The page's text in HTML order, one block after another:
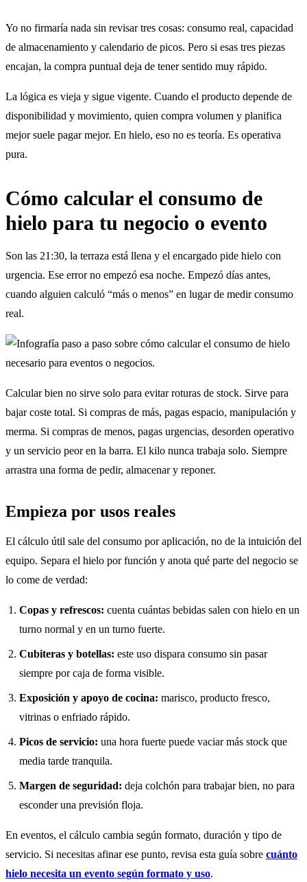
Yo no firmaría nada sin revisar tres cosas: consumo real, capacidad
de almacenamiento y calendario de picos. Pero si esas tres piezas
encajan, la compra puntual deja de tener sentido muy rápido.
La lógica es vieja y sigue vigente. Cuando el producto depende de
disponibilidad y movimiento, quien compra volumen y planifica
mejor suele pagar mejor. En hielo, eso no es teoría. Es operativa
pura.
Cómo calcular el consumo de
hielo para tu negocio o evento
Son las 21:30, la terraza está llena y el encargado pide hielo con
urgencia. Ese error no empezó esa noche. Empezó días antes,
cuando alguien calculó “más o menos” en lugar de medir consumo
real.
Calcular bien no sirve solo para evitar roturas de stock. Sirve para
bajar coste total. Si compras de más, pagas espacio, manipulación y
merma. Si compras de menos, pagas urgencias, desorden operativo
y un servicio peor en la barra. El kilo nunca trabaja solo. Siempre
arrastra una forma de pedir, almacenar y reponer.
Empieza por usos reales
El cálculo útil sale del consumo por aplicación, no de la intuición del
equipo. Separa el hielo por función y anota qué parte del negocio se
lo come de verdad:
Copas y refrescos: cuenta cuántas bebidas salen con hielo en un
turno normal y en un turno fuerte.
Cubiteras y botellas: este uso dispara consumo sin pasar
siempre por caja de forma visible.
Exposición y apoyo de cocina: marisco, producto fresco,
vitrinas o enfriado rápido.
Picos de servicio: una hora fuerte puede vaciar más stock que
media tarde tranquila.
Margen de seguridad: deja colchón para trabajar bien, no para
esconder una previsión floja.
En eventos, el cálculo cambia según formato, duración y tipo de
servicio. Si necesitas afinar ese punto, revisa esta guía sobre cuánto
hielo necesita un evento según formato y uso.